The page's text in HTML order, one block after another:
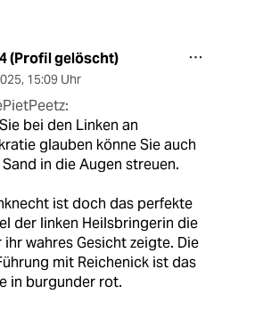
(Profil gelöscht)
, 15:09 Uhr
bei den Linken an
glauben könne Sie auch
in die Augen streuen.
ist doch das perfekte
der linken Heilsbringerin die
wahres Gesicht zeigte. Die
mit Reichenick ist das
in burgunder rot.